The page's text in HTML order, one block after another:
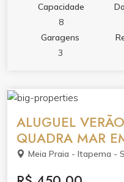
Capacidade
8
Garagens
3
ALUGUEL
QUADRA MAR
Meia Praia - Itapema -